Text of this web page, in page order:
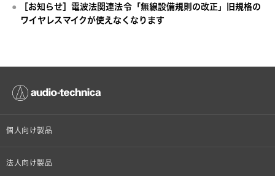
［お知らせ］電波法関連法令「無線設備規則の改正」旧規格の
ワイヤレスマイクが使えなくなります
個人向け製品
オンラインストア限定
法人向け製品